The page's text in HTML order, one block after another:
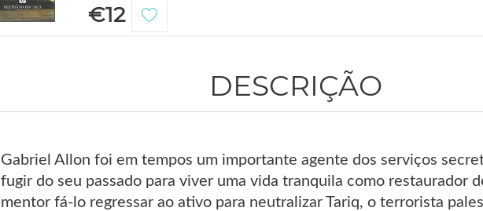
€12
DESCRIÇÃO
Gabriel Allon foi em tempos um importante agente dos serviços
fugir do seu passado para viver uma vida tranquila como restaurador
mentor fá-lo regressar ao ativo para neutralizar Tariq, o terrorista